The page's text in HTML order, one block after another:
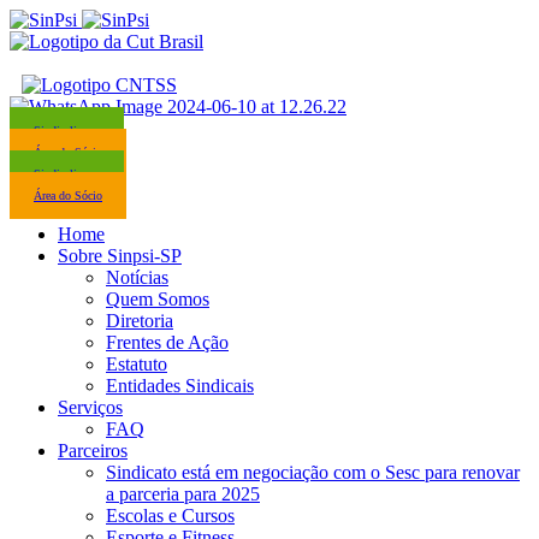
Sindicalize-se
Área do Sócio
Sindicalize-se
Área do Sócio
Home
Sobre Sinpsi-SP
Notícias
Quem Somos
Diretoria
Frentes de Ação
Estatuto
Entidades Sindicais
Serviços
FAQ
Parceiros
Sindicato está em negociação com o Sesc para renovar
a parceria para 2025
Escolas e Cursos